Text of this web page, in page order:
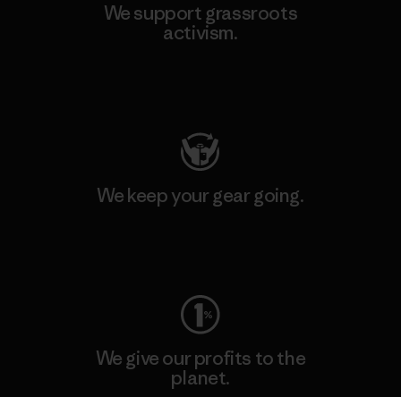
We support grassroots
activism.
We keep your gear going.
We give our profits to the
planet.